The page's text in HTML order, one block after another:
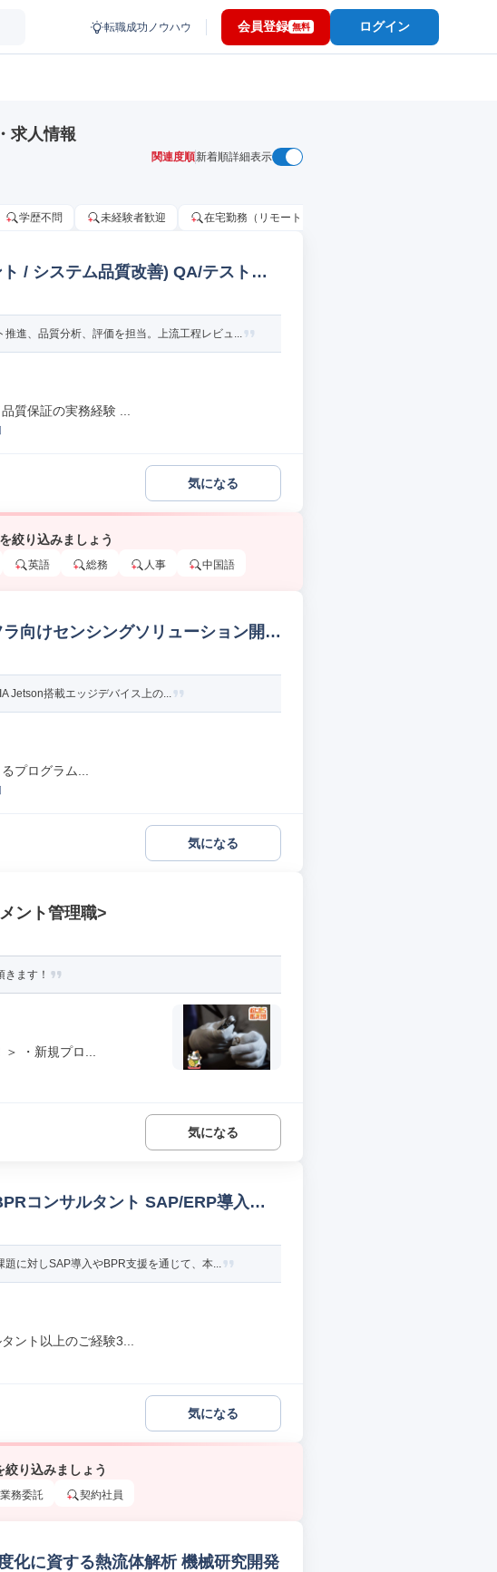
転職成功ノウハウ 会員登録 無料 ログイン
求人情報
関連度順新着順詳細表示
学歴不問 未経験者歓迎 在宅勤務（リモートワーク）OK
/ システム品質改善) QA/テストエ
進、品質分析、評価を担当。上流工程レビュ...
質保証の実務経験 ...
気になる
絞り込みましょう
英語 総務 人事 中国語
向けセンシングソリューション開発
Jetson搭載エッジデバイス上の...
プログラム...
気になる
ント管理職>
ます！
・新規プロ...
気になる
コンサルタント SAP/ERP導入コ
題に対しSAP導入やBPR支援を通じて、本...
ント以上のご経験3...
気になる
絞り込みましょう
業務委託 契約社員
化に資する熱流体解析 機械研究開発